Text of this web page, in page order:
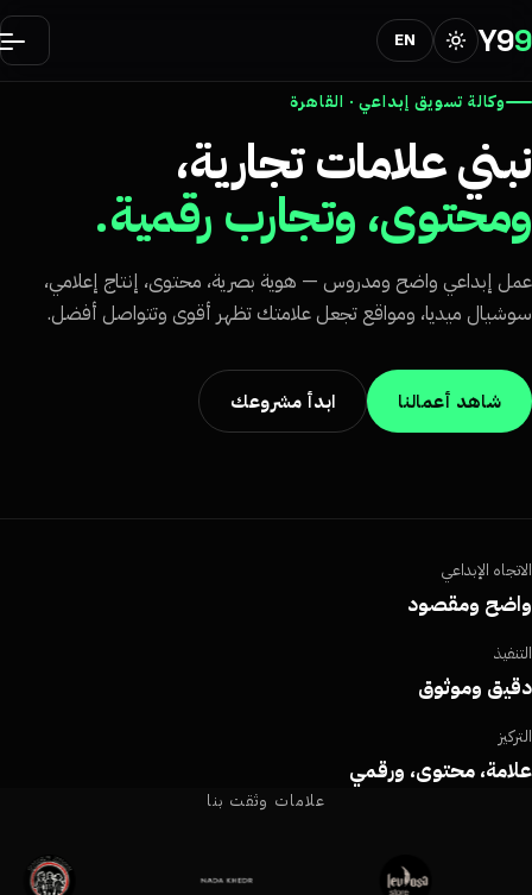
Y9
EN
وكالة تسويق إبداعي · القاهرة
علامات تجارية،
وتجارب رقمية.
إبداعي واضح ومدروس — هوية بصرية، محتوى، إنتاج إعلامي،
ميديا، ومواقع تجعل علامتك تظهر أقوى وتتواصل أفضل.
شاهد أعمالنا ابدأ مشروعك
الإبداعي
ومقصود
وموثوق
محتوى، ورقمي
علامات وثقت بنا